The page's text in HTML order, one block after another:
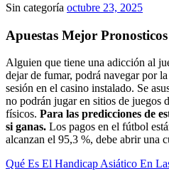
Sin categoría octubre 23, 2025
Apuestas Mejor
Alguien que tiene una adicción al
dejar de fumar, podrá navegar por
sesión en el casino instalado. Se
no podrán jugar en sitios de juegos
físicos. Para las predicciones de
si ganas. Los pagos en el fútbol
alcanzan el 95,3 %, debe abrir una
Qué Es El Handicap Asiático En